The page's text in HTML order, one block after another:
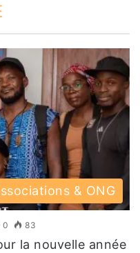
& ONG
0 83
la nouvelle année